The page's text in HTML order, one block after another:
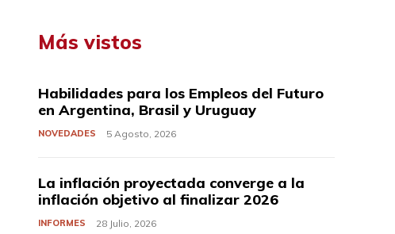
Más vistos
Habilidades para los Empleos del Futuro
en Argentina, Brasil y Uruguay
NOVEDADES 5 Agosto, 2026
La inflación proyectada converge a la
inflación objetivo al finalizar 2026
INFORMES 28 Julio, 2026